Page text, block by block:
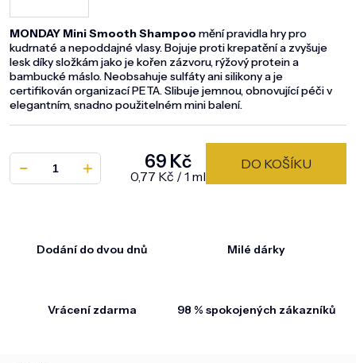
MONDAY Mini SmoothShampoo mění pravidla hry pro
kudrnaté a nepoddajné vlasy. Bojuje proti krepatění a zvyšuje
lesk díky složkám jako je kořen zázvoru, rýžový protein a
bambucké máslo. Neobsahuje sulfáty ani silikony a je
certifikován organizací PETA. Slibuje jemnou, obnovující péči v
elegantním, snadno použitelném mini balení.
69 Kč
Měrná cena:
0,77 Kč / 1 ml
DO KOŠÍKU
Dodání do dvou dnů Milé dárky
Vrácení zdarma 98 % spokojených zákazníků